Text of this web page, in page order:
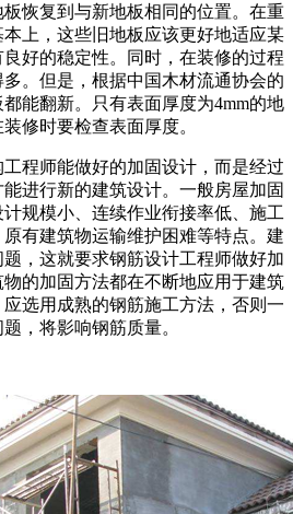
恢复到与新地板相同的位置。在重
上，这些旧地板应该更好地适应某
好的稳定性。同时，在装修的过程
。但是，根据中国木材流通协会的
能翻新。只有表面厚度为4mm的地
修时要检查表面厚度。
工程师能做好的加固设计，而是经过
进行新的建筑设计。一般房屋加固
规模小、连续作业衔接率低、施工
有建筑物运输维护困难等特点。建
，这就要求钢筋设计工程师做好加
的加固方法都在不断地应用于建筑
选用成熟的钢筋施工方法，否则一
，将影响钢筋质量。